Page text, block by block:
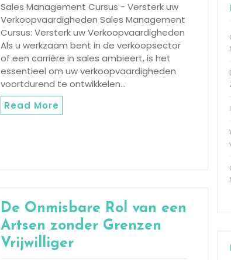
Sales Management Cursus - Versterk uw
Verkoopvaardigheden Sales Management
Cursus: Versterk uw Verkoopvaardigheden
Als u werkzaam bent in de verkoopsector
of een carrière in sales ambieert, is het
essentieel om uw verkoopvaardigheden
voortdurend te ontwikkelen…
Read More
De Onmisbare Rol van een
Artsen zonder Grenzen
Vrijwilliger